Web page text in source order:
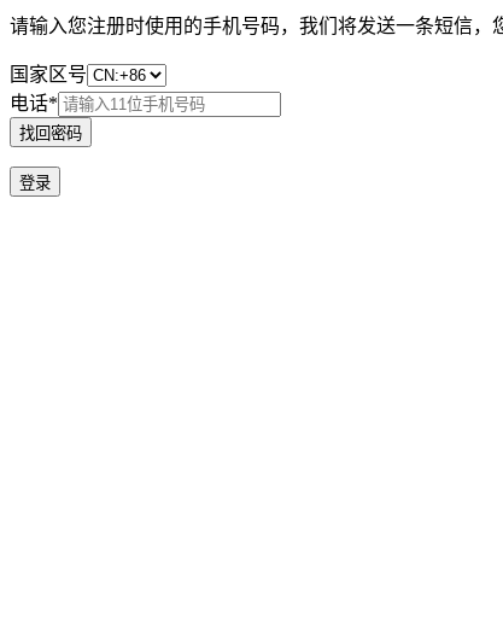
请输入您注册时使用的手机号码，我们将发送一条短信，
国家区号
电话*
找回密码
登录